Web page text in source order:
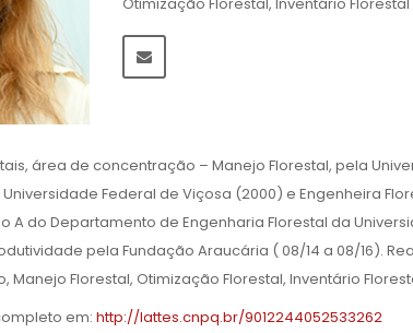
área de concentração – Manejo Florestal, pela
Federal de Viçosa (2000) e Engenheira
A do Departamento de Engenharia Florestal da
pela Fundação Araucária ( 08/14 a 08/16).
Florestal, Otimização Florestal, Inventário
em: http://lattes.cnpq.br/9012244052533262